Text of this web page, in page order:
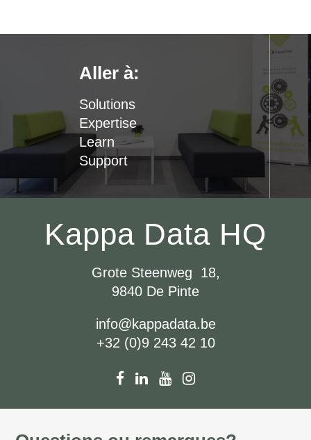
Aller à:
Solutions
Expertise
Learn
Support
Kappa Data HQ
Grote Steenweg 18,
9840 De Pinte
info@kappadata.be
+32 (0)9 243 42 10